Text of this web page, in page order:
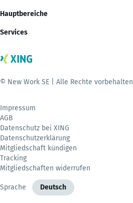
Hauptbereiche
Services
© New Work SE | Alle Rechte vorbehalten
Impressum
AGB
Datenschutz bei XING
Datenschutzerklärung
Mitgliedschaft kündigen
Tracking
Mitgliedschaften widerrufen
Sprache Deutsch